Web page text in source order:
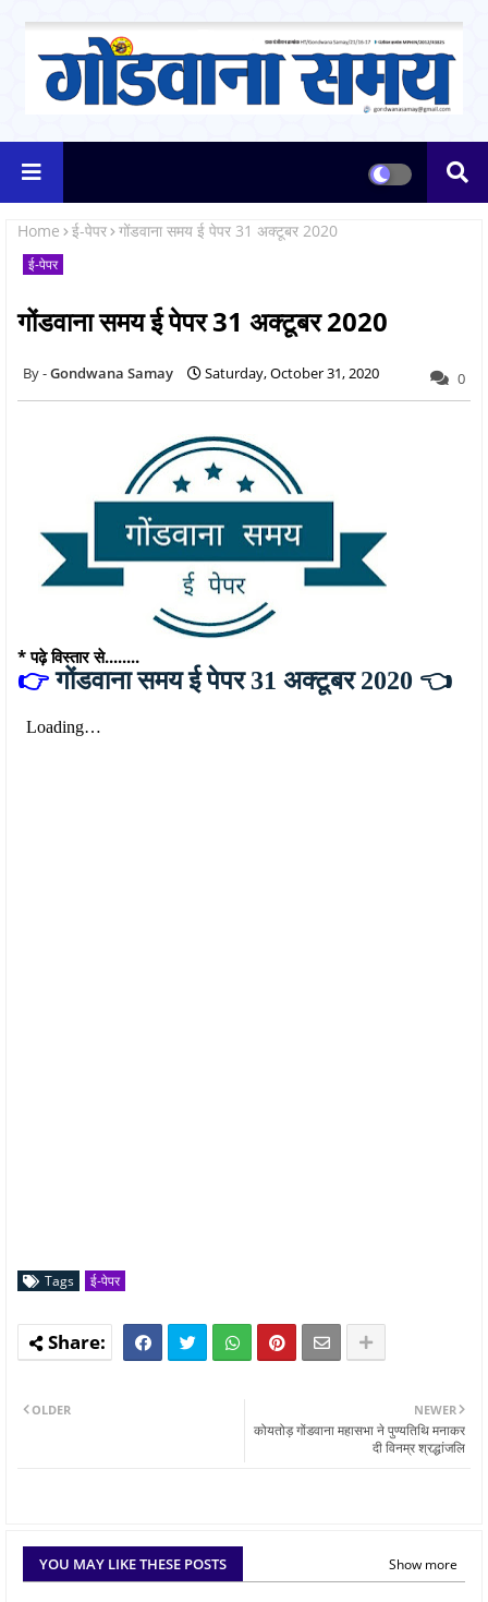
Home ई-पेपर गोंडवाना समय ई पेपर 31 अक्टूबर 2020
ई-पेपर
गोंडवाना समय ई पेपर 31 अक्टूबर 2020
Gondwana Samay Saturday, October 31, 2020 0
* पढ़े विस्तार से........
👉गोंडवाना समय ई पेपर 31 अक्टूबर 2020 👈
Tags ई-पेपर
NEWER
कोयतोड़ गोंडवाना महासभा ने पुण्यतिथि मनाकर
दी विनम्र श्रद्धांजलि
OLDER
YOU MAY LIKE THESE POSTS Show more